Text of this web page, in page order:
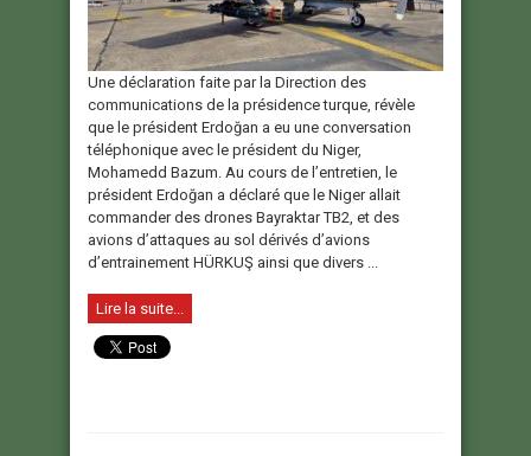
Une déclaration faite par la Direction des
communications de la présidence turque, révèle
que le président Erdoğan a eu une conversation
téléphonique avec le président du Niger,
Mohamedd Bazum. Au cours de l’entretien, le
président Erdoğan a déclaré que le Niger allait
commander des drones Bayraktar TB2, et des
avions d’attaques au sol dérivés d’avions
d’entrainement HÜRKUŞ ainsi que divers ...
Lire la suite...